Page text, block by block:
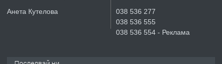
Къртене на бетон! Събаряне на
Анета Кутелова
038 536 277
038 536 555
038 536 554 - Реклама